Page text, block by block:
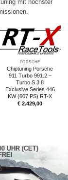
mit höchster
PORSCHE
Chiptuning Porsche
911 Turbo 991.2 –
Turbo S 3.8
Exclusive Series 446
KW (607 PS) RT-X
€ 2.429,00
UHR (CET)